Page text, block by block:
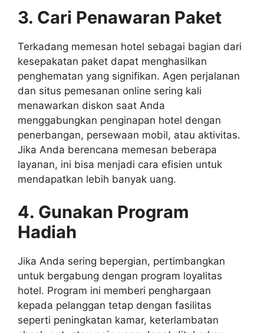
3. Cari Penawaran Paket
Terkadang memesan hotel sebagai bagian dari
kesepakatan paket dapat menghasilkan
penghematan yang signifikan. Agen perjalanan
dan situs pemesanan online sering kali
menawarkan diskon saat Anda
menggabungkan penginapan hotel dengan
penerbangan, persewaan mobil, atau aktivitas.
Jika Anda berencana memesan beberapa
layanan, ini bisa menjadi cara efisien untuk
mendapatkan lebih banyak uang.
4. Gunakan Program
Hadiah
Jika Anda sering bepergian, pertimbangkan
untuk bergabung dengan program loyalitas
hotel. Program ini memberi penghargaan
kepada pelanggan tetap dengan fasilitas
seperti peningkatan kamar, keterlambatan